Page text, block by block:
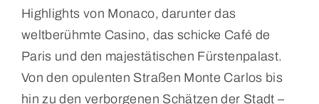
Highlights von Monaco, darunter das
weltberühmte Casino, das schicke Café de
Paris und den majestätischen Fürstenpalast.
Von den opulenten Straßen Monte Carlos bis
hin zu den verborgenen Schätzen der Stadt –